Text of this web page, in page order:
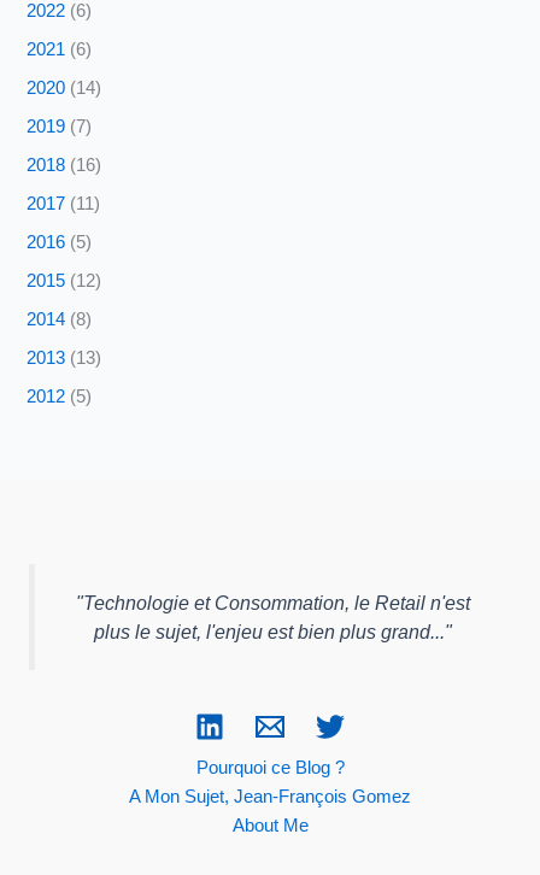
2022 (6)
2021 (6)
2020 (14)
2019 (7)
2018 (16)
2017 (11)
2016 (5)
2015 (12)
2014 (8)
2013 (13)
2012 (5)
"Technologie et Consommation, le Retail n'est
plus le sujet, l'enjeu est bien plus grand... "
Pourquoi ce Blog ?
A Mon Sujet, Jean-François Gomez
About Me